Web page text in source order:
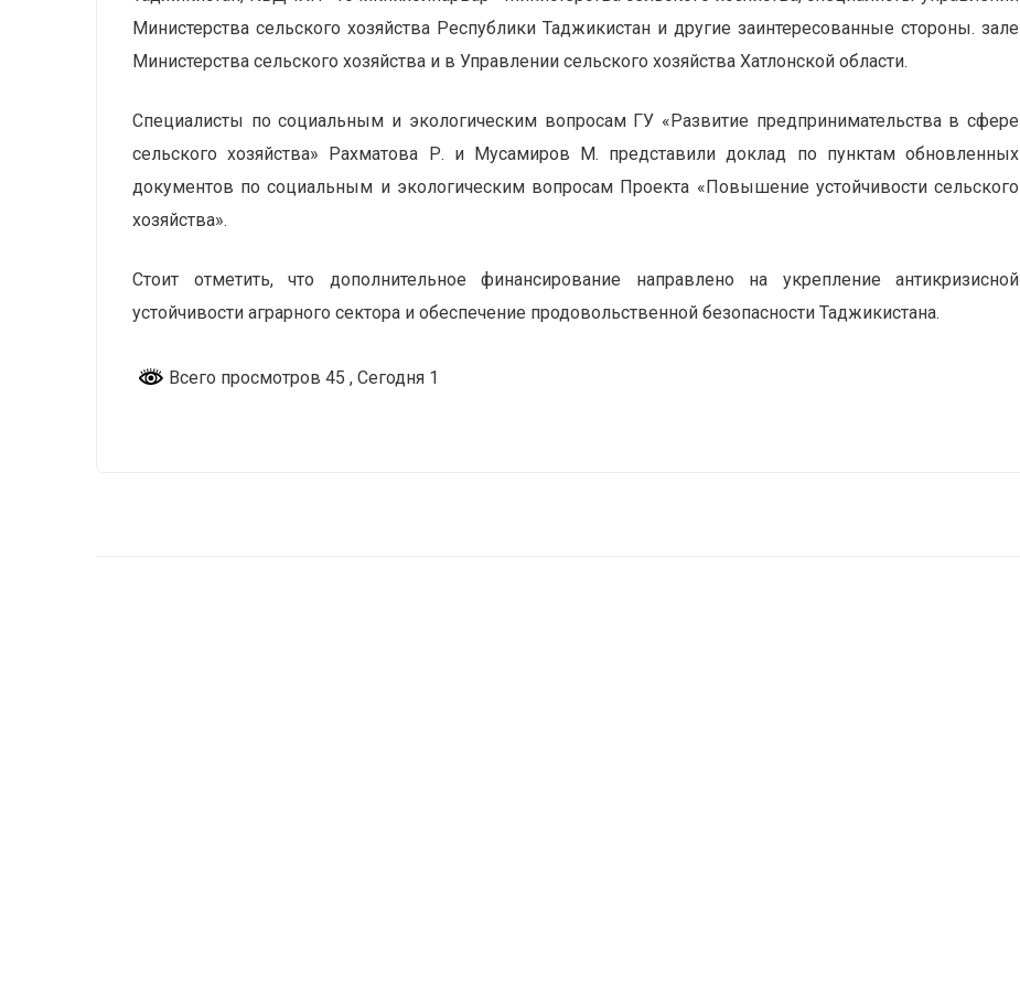
Министерства сельского хозяйства Республики Таджикистан и другие заинтересованные стороны. зале
Министерства сельского хозяйства и в Управлении сельского хозяйства Хатлонской области.
Специалисты по социальным и экологическим вопросам ГУ «Развитие предпринимательства в сфере
сельского хозяйства» Рахматова Р. и Мусамиров М. представили доклад по пунктам обновленных
документов по социальным и экологическим вопросам Проекта «Повышение устойчивости сельского
хозяйства».
Стоит отметить, что дополнительное финансирование направлено на укрепление антикризисной
устойчивости аграрного сектора и обеспечение продовольственной безопасности Таджикистана.
Всего просмотров 45 , Сегодня 1